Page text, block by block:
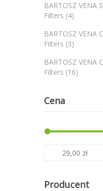
BARTOSZ VENA
Filters 4produkty
BARTOSZ VENA
Filters 3produkty
BARTOSZ VENA
Filters 16produkty
Cena
29,00 zł
Producent